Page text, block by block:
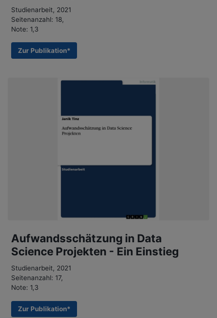
Studienarbeit, 2021
Seitenanzahl: 18,
Note: 1,3
Zur Publikation*
Aufwandsschätzung in Data
Science Projekten - Ein Einstieg
Studienarbeit, 2021
Seitenanzahl: 17,
Note: 1,3
Zur Publikation*